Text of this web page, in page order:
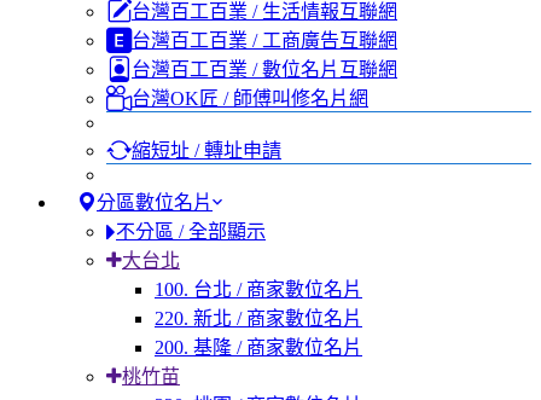
台灣百工百業 / 生活情報互聯網
台灣百工百業 / 工商廣告互聯網
台灣百工百業 / 數位名片互聯網
台灣OK匠 / 師傅叫修名片網
縮短址 / 轉址申請
分區數位名片
不分區 / 全部顯示
大台北
100. 台北 / 商家數位名片
220. 新北 / 商家數位名片
200. 基隆 / 商家數位名片
桃竹苗